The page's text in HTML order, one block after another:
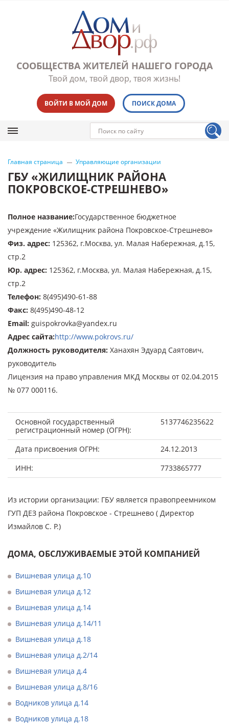
СООБЩЕСТВА ЖИТЕЛЕЙ НАШЕГО ГОРОДА
Твой дом, твой двор, твоя жизнь!
ВОЙТИ В МОЙ ДОМ ПОИСК ДОМА
Главная страница Управляющие организации
ГБУ «ЖИЛИЩНИК РАЙОНА
ПОКРОВСКОЕ-СТРЕШНЕВО»
Полное название:Государственное бюджетное
учреждение «Жилищник района Покровское-Стрешнево»
Физ. адрес: 125362, г.Москва, ул. Малая Набережная, д.15,
стр.2
Юр. адрес: 125362, г.Москва, ул. Малая Набережная, д.15,
стр.2
Телефон: 8(495)490-61-88
Факс: 8(495)490-48-12
Email: guispokrovka@yandex.ru
Адрес сайта:http://www.pokrovs.ru/
Должность руководителя: Ханахян Эдуард Саятович,
руководитель
Лицензия на право управления МКД Москвы от 02.04.2015
№ 077 000116.
Основной государственный
регистрационный номер (ОГРН):
5137746235622
Дата присвоения ОГРН:
24.12.2013
ИНН:
7733865777
Из истории организации: ГБУ является правопреемником
ГУП ДЕЗ района Покровское - Стрешнево ( Директор
Измайлов С. Р.)
ДОМА, ОБСЛУЖИВАЕМЫЕ ЭТОЙ КОМПАНИЕЙ
Вишневая улица д.10
Вишневая улица д.12
Вишневая улица д.14
Вишневая улица д.14/11
Вишневая улица д.18
Вишневая улица д.2/14
Вишневая улица д.4
Вишневая улица д.8/16
Водников улица д.14
Водников улица д.18